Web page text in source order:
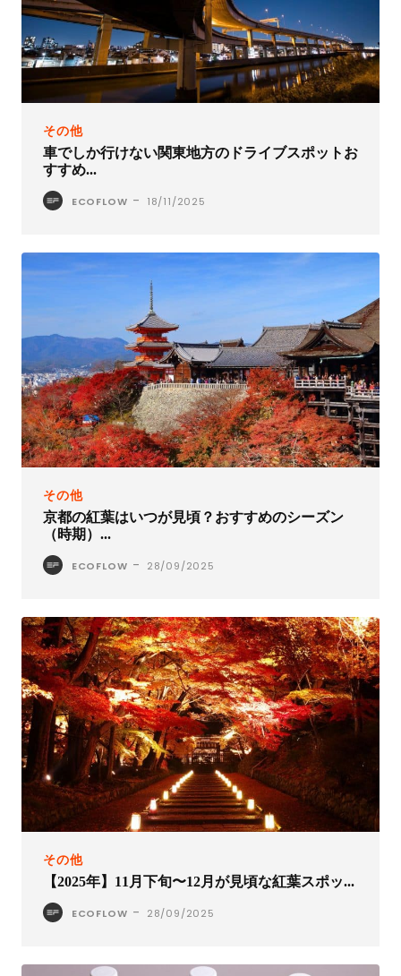
その他
車でしか行けない関東地方のドライブスポットお
すすめ...
ECOFLOW - 18/11/2025
その他
京都の紅葉はいつが見頃？おすすめのシーズン
（時期）...
ECOFLOW - 28/09/2025
その他
【2025年】11月下旬〜12月が見頃な紅葉スポッ...
ECOFLOW - 28/09/2025